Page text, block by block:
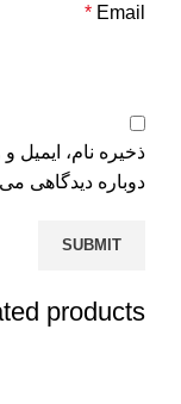
Email
*
ذخیره نام،
دوباره دیدگاهی
products